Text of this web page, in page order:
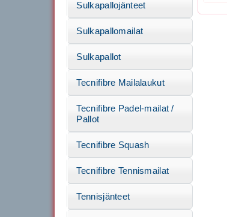
Sulkapallojänteet
Sulkapallomailat
Sulkapallot
Tecnifibre Mailalaukut
Tecnifibre Padel-mailat /
Pallot
Tecnifibre Squash
Tecnifibre Tennismailat
Tennisjänteet